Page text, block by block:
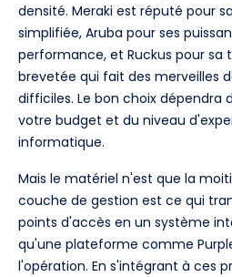
densité. Meraki est réputé pour
simplifiée, Aruba pour ses
performance, et Ruckus pour sa
brevetée qui fait des merveilles
difficiles. Le bon choix dépendra
votre budget et du niveau
informatique.
Mais le matériel n'est que la
couche de gestion est ce qui
points d'accès en un système
qu'une plateforme comme
l'opération. En s'intégrant à ces